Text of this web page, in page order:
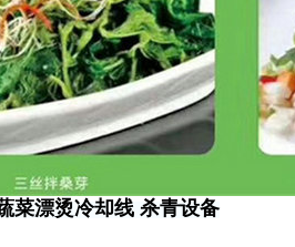
菜漂烫冷却线 杀青设备